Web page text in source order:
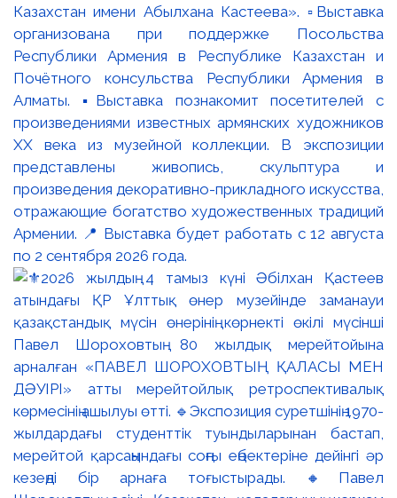
Казахстан имени Абылхана Кастеева». ▫️Выставка
организована при поддержке Посольства
Республики Армения в Республике Казахстан и
Почётного консульства Республики Армения в
Алматы. ▪️Выставка познакомит посетителей с
произведениями известных армянских художников
XX века из музейной коллекции. В экспозиции
представлены живопись, скульптура и
произведения декоративно-прикладного искусства,
отражающие богатство художественных традиций
Армении. 📍 Выставка будет работать с 12 августа
по 2 сентября 2026 года.